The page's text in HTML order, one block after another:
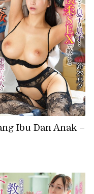
Ibu Dan Anak –